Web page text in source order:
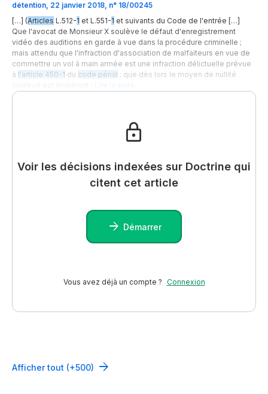
détention, 22 janvier 2018, n° 18/00245
[…] (Articles L.512-1 et L.551-1 et suivants du Code de l'entrée […]
Que l'avocat de Monsieur X soulève le défaut d'enregistrement
vidéo des auditions en garde à vue dans la procédure criminelle ;
mais attendu que l'infraction d'association de malfaiteurs en vue de
commettre un vol à main armée est une infraction délictuelle prévue
à l'article 450-1 du code pénal ; que dès lors le moyen de nullité
Lire la suite…
Voir les décisions indexées sur Doctrine qui
citent cet article
Démarrer
Vous avez déjà un compte ? Connexion
Afficher tout (+500)